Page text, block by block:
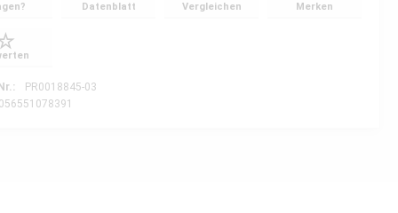
Datenblatt Vergleichen Merken
PR0018845-03